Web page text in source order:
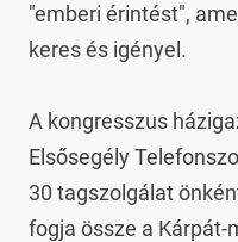
"emberi érintést",
keres és igényel.
A kongresszus
Elsősegély
30 tagszolgálat
fogja össze a Kárpát-